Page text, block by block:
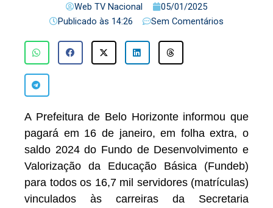
Web TV Nacional
05/01/2025
Publicado às 14:26 Sem Comentários
A Prefeitura de Belo Horizonte informou que
pagará em 16 de janeiro, em folha extra, o
saldo 2024 do Fundo de Desenvolvimento e
Valorização da Educação Básica (Fundeb)
para todos os 16,7 mil servidores (matrículas)
vinculados às carreiras da Secretaria